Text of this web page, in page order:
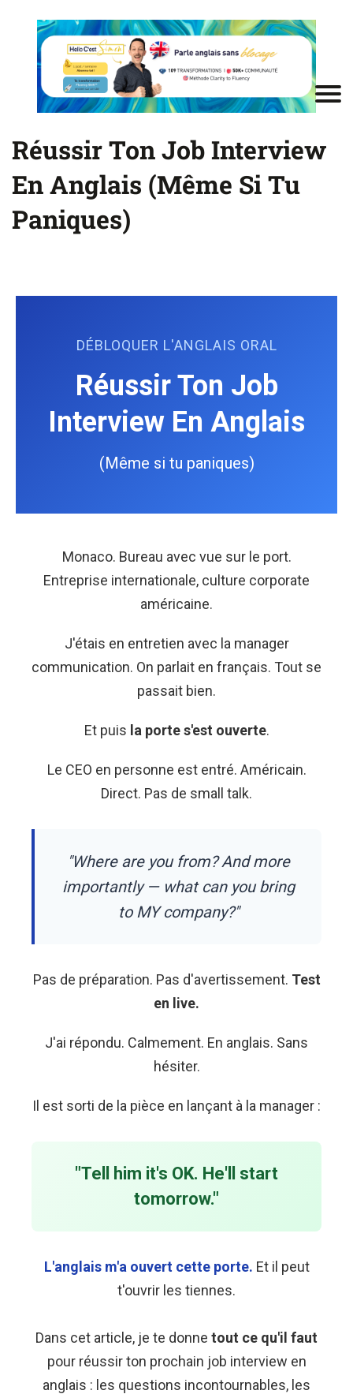
Réussir Ton Job Interview
En Anglais (Même Si Tu
Paniques)
DÉBLOQUER L'ANGLAIS ORAL
Réussir Ton Job
Interview En Anglais
(Même si tu paniques)
Monaco. Bureau avec vue sur le port.
Entreprise internationale, culture corporate
américaine.
J'étais en entretien avec la manager
communication. On parlait en français. Tout se
passait bien.
Et puis la porte s'est ouverte.
Le CEO en personne est entré. Américain.
Direct. Pas de small talk.
"Where are you from? And more
importantly — what can you bring
to MY company?"
Pas de préparation. Pas d'avertissement. Test
en live.
J'ai répondu. Calmement. En anglais. Sans
hésiter.
Il est sorti de la pièce en lançant à la manager :
"Tell him it's OK. He'll start
tomorrow."
L'anglais m'a ouvert cette porte. Et il peut
t'ouvrir les tiennes.
Dans cet article, je te donne tout ce qu'il faut
pour réussir ton prochain job interview en
anglais : les questions incontournables, les